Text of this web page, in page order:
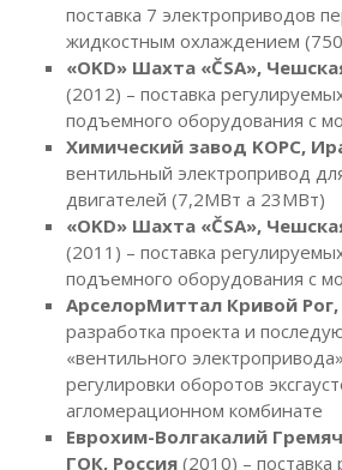
поставка 7 электроприводов
жидкостным охлаждением
«OKD» Шахта «ČSA»,
(2012) – поставка
подъемного оборудования с
Химический завод KOPC,
вентильный электропривод
двигателей (7,2МВт a 23МВт)
«OKD» Шахта «ČSA»,
(2011) – поставка
подъемного оборудования с
АрселорМиттал Кривой Рог,
разработка проекта и
«вентильного
регулировки оборотов
агломерационном комбинате
Еврохим-Волгакалий
ГОК, Россия (2010) – поставка